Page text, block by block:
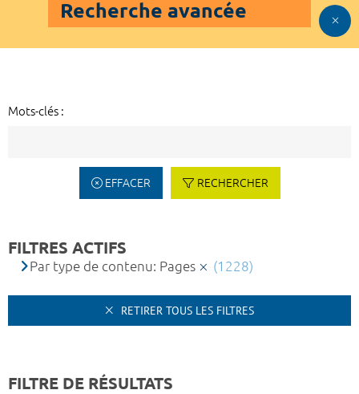
Recherche avancée
Mots-clés :
EFFACER RECHERCHER
FILTRES ACTIFS
Par type de contenu: Pages (1228)
RETIRER TOUS LES FILTRES
FILTRE DE RÉSULTATS